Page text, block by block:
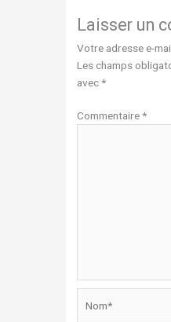
Laisser un
Votre adresse e-
Les champs
avec*
Commentaire*